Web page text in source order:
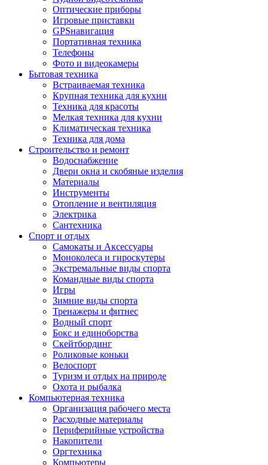
Оптические приборы
Игровые приставки
GPSнавигация
Портативная техника
Телефоны
Фото и видеокамеры
Бытовая техника
Встраиваемая техника
Крупная техника для кухни
Техника для красоты
Мелкая техника для кухни
Климатическая техника
Техника для дома
Строительство и ремонт
Водоснабжение
Двери окна и скобяные изделия
Материалы
Инструменты
Отопление и вентиляция
Электрика
Сантехника
Спорт и отдых
Самокаты и Аксессуары
Моноколеса и гироскутеры
Экстремальные виды спорта
Командные виды спорта
Игры
Зимние виды спорта
Тренажеры и фитнес
Водный спорт
Бокс и единоборства
Скейтбординг
Роликовые коньки
Велоспорт
Туризм и отдых на природе
Охота и рыбалка
Компьютерная техника
Организация рабочего места
Расходные материалы
Периферийные устройства
Накопители
Оргтехника
Компьютеры